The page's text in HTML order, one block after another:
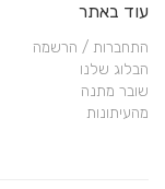
עוד באתר
התחברות / הרשמה
הבלוג שלנו
שובר מתנה
מהעיתונות